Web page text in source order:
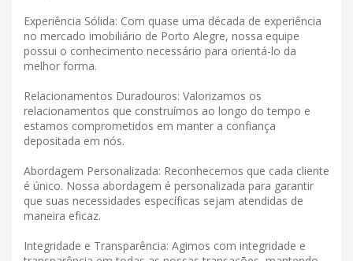
Experiência Sólida: Com quase uma década de experiência
no mercado imobiliário de Porto Alegre, nossa equipe
possui o conhecimento necessário para orientá-lo da
melhor forma.
Relacionamentos Duradouros: Valorizamos os
relacionamentos que construímos ao longo do tempo e
estamos comprometidos em manter a confiança
depositada em nós.
Abordagem Personalizada: Reconhecemos que cada cliente
é único. Nossa abordagem é personalizada para garantir
que suas necessidades específicas sejam atendidas de
maneira eficaz.
Integridade e Transparência: Agimos com integridade e